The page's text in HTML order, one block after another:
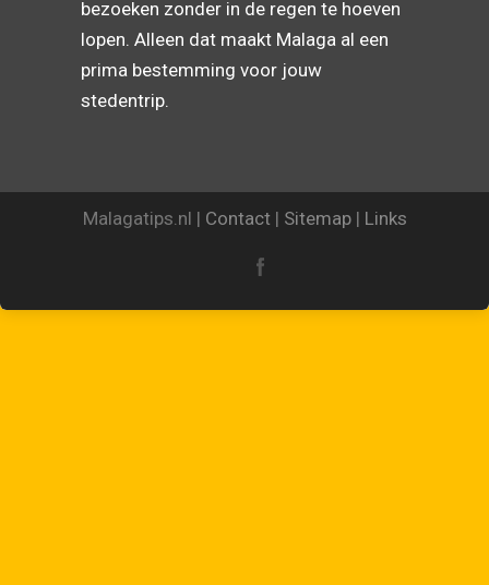
Malagatips.nl | Contact |Sitemap